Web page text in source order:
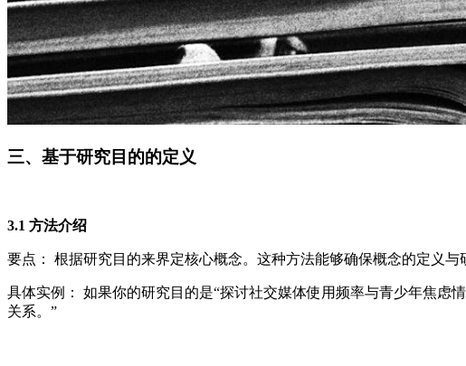
三、基于研究目的的定义
3.1 方法介绍
要点： 根据研究目的来界定核心概念。这种方法能够确保概念的定义与
具体实例： 如果你的研究目的是“探讨社交媒体使用频率与青少年焦
关系。”